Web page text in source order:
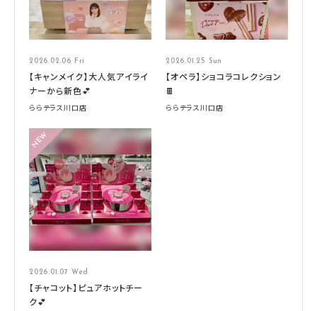
2026.02.06 Fri
【キャンメイク】大人気アイライ
ナーから新色💕
ららテラス川口店
2026.01.25 Sun
【オペラ】ショコラコレクション
🍫
ららテラス川口店
2026.01.07 Wed
【チャコット】ピュアホットチー
ク💕